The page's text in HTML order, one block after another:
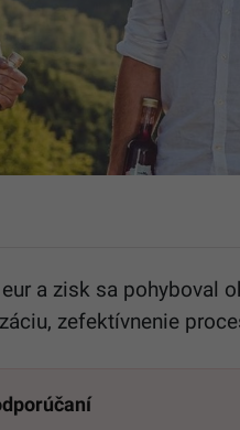
a zisk sa pohyboval
zefektívnenie